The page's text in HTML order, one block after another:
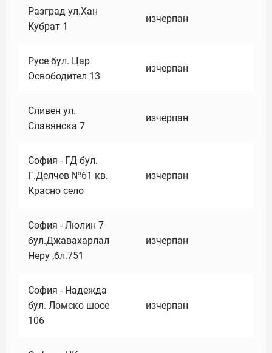
Разград ул.Хан
Кубрат 1
изчерпан
Русе бул. Цар
Освободител 13
изчерпан
Сливен ул.
Славянска 7
изчерпан
София - ГД бул.
Г.Делчев №61 кв.
Красно село
изчерпан
София - Люлин 7
бул.Джавахарлал
Неру ,бл.751
изчерпан
София - Надежда
бул. Ломско шосе
106
изчерпан